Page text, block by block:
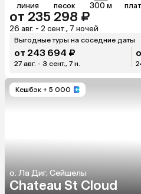
линия песок 300 м
от 235 298 ₽
26 авг. - 2 сент., 7 ночей
Выгодные туры на соседние даты
от 243 694 ₽
27 авг. - 3 сент., 7 н.
Кешбэк + 5 000
о. Ла Диг, Сейшелы
Chateau St Cloud